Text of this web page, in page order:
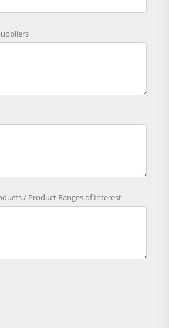
/ Product Ranges of Interest